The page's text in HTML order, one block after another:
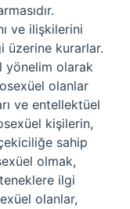
ve ilişkilerini
üzerine kurarlar.
yönelim olarak
olanlar
ve entellektüel
kişilerin,
sahip
olmak,
ilgi
olanlar,